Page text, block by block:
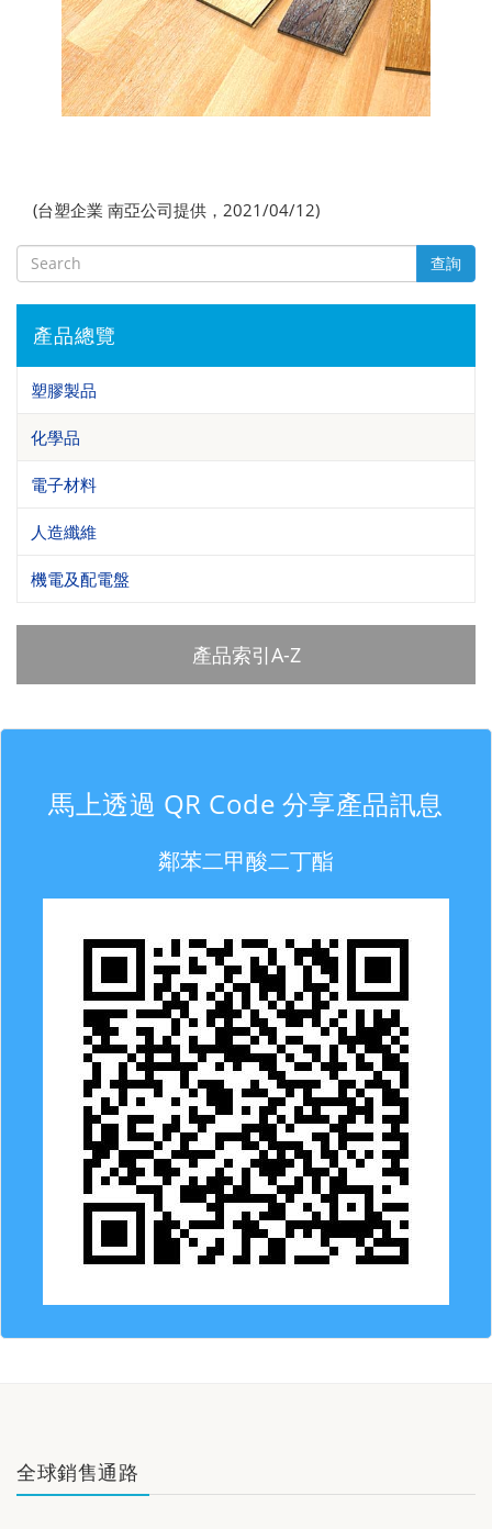
(台塑企業 南亞公司提供，2021/04/12)
查詢
產品總覽
塑膠製品
化學品
電子材料
人造纖維
機電及配電盤
產品索引A-Z
馬上透過 QR Code 分享產品訊息
鄰苯二甲酸二丁酯
全球銷售通路